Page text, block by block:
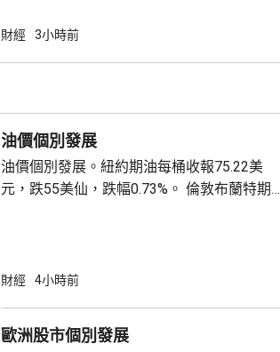
263點。 納指收報26363點，跌221點。 標普
財經 3小時前
油價個別發展
油價個別發展。紐約期油每桶收報75.22美
元，跌55美仙，跌幅0.73%。 倫敦布蘭特期油
財經 4小時前
歐洲股市個別發展